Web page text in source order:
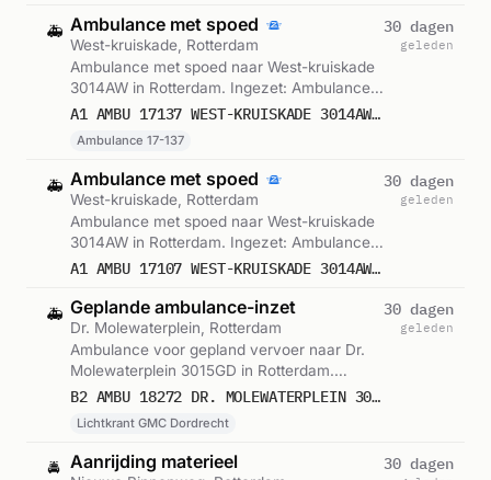
🚑 Ambulance met spoed
West-kruiskade, Rotterdam
Ambulance met spoed naar West-kruiskade
3014AW in Rotterdam. Ingezet: Ambulance
17-137. Gemeld om 14:15.
A1 AMBU 17137 WEST-KRUISKADE 3014AW ROTTERDAM ROTTDM BON 106461
Ambulance 17-137
30 dagen
geleden
🚑 Ambulance met spoed
West-kruiskade, Rotterdam
Ambulance met spoed naar West-kruiskade
3014AW in Rotterdam. Ingezet: Ambulance.
Gemeld om 14:15.
A1 AMBU 17107 WEST-KRUISKADE 3014AW ROTTERDAM ROTTDM BON 106440
30 dagen
geleden
🚑 Geplande ambulance-inzet
Dr. Molewaterplein, Rotterdam
Ambulance voor gepland vervoer naar Dr.
Molewaterplein 3015GD in Rotterdam.
Ingezet: Lichtkrant GMC Dordrecht. GemeldB2 AMBU 18272 DR. MOLEWATERPLEIN 3015GD ROTTERDAM ROTTDM BON 106465
Lichtkrant GMC Dordrecht
30 dagen
geleden
🚔 Aanrijding materieel 30 dagen